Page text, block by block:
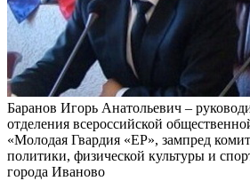
Баранов Игорь Анатольевич –
отделения всероссийской
«Молодая Гвардия «ЕР», зампред
политики, физической культуры и
города Иваново